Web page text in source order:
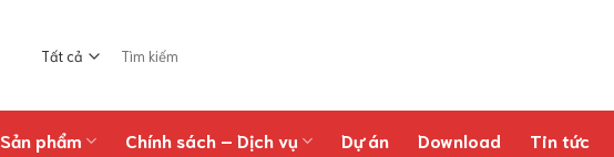
kiếm:
Sản phẩm Chính sách – Dịch vụ Dự án Download Tin tức